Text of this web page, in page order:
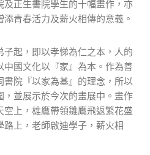
正生書院學生的十幅畫作，亦
青春活力及薪火相傳的意義。
子起，即以孝悌為仁之本，人的
國文化以『家』為本。作為善
院『以家為基』的理念，所以
並展示於今次的畫展中。畫作
上，雄鷹帶領雛鷹飛返繁花盛
上，老師啟迪學子，薪火相